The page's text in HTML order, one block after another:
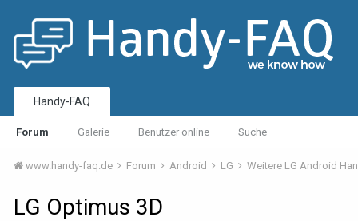
Handy-FAQ
Forum Galerie Benutzer online Suche
www.handy-faq.de Forum Android LG Weitere LG Android
LG Optimus 3D